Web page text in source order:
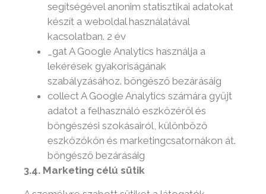
segítségével anonim statisztikai adatokat
készít a weboldal használatával
kacsolatban. 2 év
_gat A Google Analytics használja a
lekérések gyakoriságának
szabályzásához. böngésző bezárásáig
collect A Google Analytics számára gyűjt
adatot a felhasználó eszközéről és
böngészési szokásairól, különböző
eszközökön és marketingcsatornákon át.
böngésző bezárásáig
3.4. Marketing célú sütik